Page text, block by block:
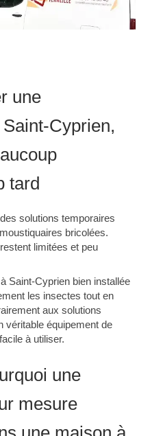
une
Cyprien,
tard
solutions temporaires
bricolées.
limitées et peu
Saint-Cyprien bien installée
les insectes tout en
aux solutions
véritable équipement de
à utiliser.
une
mesure